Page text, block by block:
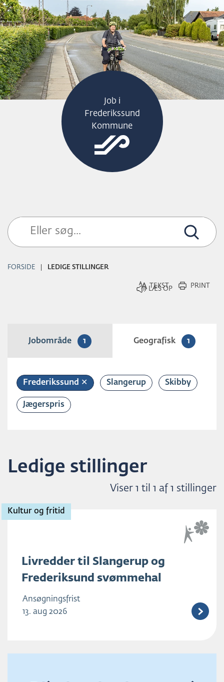
H
O
P
T
I
L
S
I
O
Job i
Frederikssund
Kommune
FORSIDE LEDIGE STILLINGER
TEKST PRINT
Jobområde 1 Geografisk 1
Frederikssund ✕ Slangerup Skibby
Jægerspris
Ledige stillinger
Viser 1 til 1 af 1 stillinger
Kultur og fritid
Livredder til Slangerup og
Frederiksund svømmehal
Ansøgningsfrist
13. aug 2026